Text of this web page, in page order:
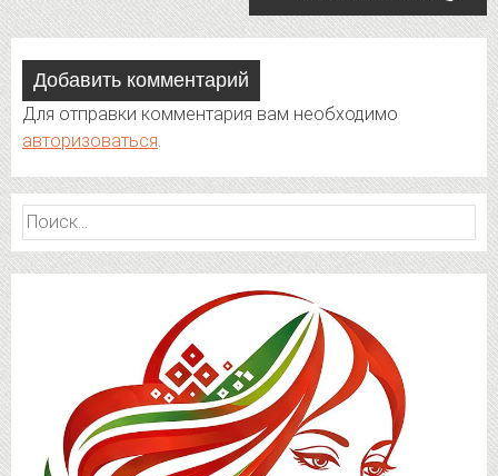
Добавить комментарий
Для отправки комментария вам необходимо
авторизоваться.
Найти: